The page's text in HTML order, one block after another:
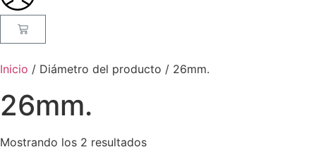
Inicio / Diámetro del producto / 26mm.
26mm.
Mostrando los 2 resultados